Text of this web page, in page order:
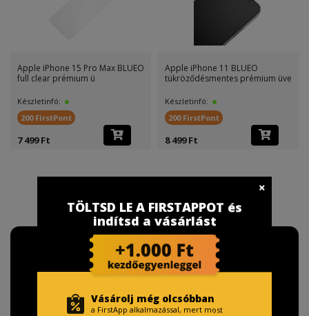
Apple iPhone 15 Pro Max BLUEO
full clear prémium ü
Készletinfó:
200 FirstPont
7 499 Ft
Apple iPhone 11 BLUEO
tükröződésmentes prémium üve
Készletinfó:
200 FirstPont
8 499 Ft
TÖLTSD LE A FIRSTAPPOT és
indítsd a vásárlást
Vásárolj még olcsóbban
a FirstApp alkalmazással, mert most